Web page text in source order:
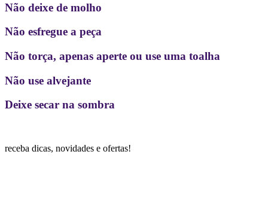
Não deixe de molho
Não esfregue a peça
Não torça, apenas aperte ou use uma toalha
Não use alvejante
Deixe secar na sombra
receba dicas, novidades e ofertas!